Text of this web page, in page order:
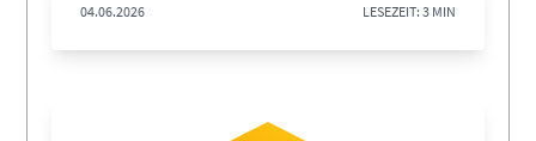
04.06.2026 LESEZEIT: 3 MIN